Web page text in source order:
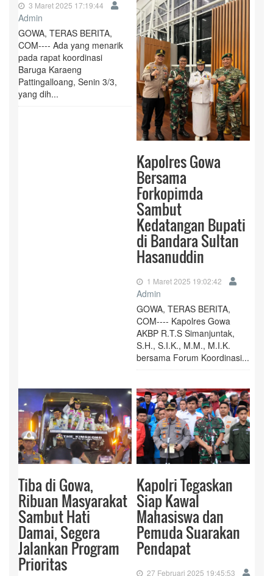
3 Maret 2025 17:19:44
Admin
GOWA, TERAS BERITA,
COM---- Ada yang menarik
pada rapat koordinasi
Baruga Karaeng
Pattingalloang, Senin 3/3,
yang dih...
Kapolres Gowa
Bersama
Forkopimda
Sambut
Kedatangan Bupati
di Bandara Sultan
Hasanuddin
1 Maret 2025 19:02:42
Admin
GOWA, TERAS BERITA,
COM---- Kapolres Gowa
AKBP R.T.S Simanjuntak,
S.H., S.I.K., M.M., M.I.K.
bersama Forum Koordinasi...
Tiba di Gowa,
Ribuan Masyarakat
Sambut Hati
Damai, Segera
Jalankan Program
Prioritas
Kapolri Tegaskan
Siap Kawal
Mahasiswa dan
Pemuda Suarakan
Pendapat
27 Februari 2025 19:45:53